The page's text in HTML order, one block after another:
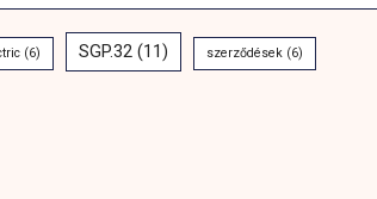
(6) SGP.32 (11) szerződések (6)